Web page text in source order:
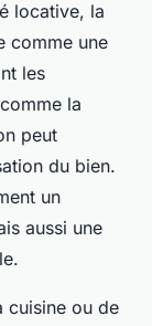
locative, la
comme une
les
la
peut
du bien.
un
aussi une
cuisine ou de